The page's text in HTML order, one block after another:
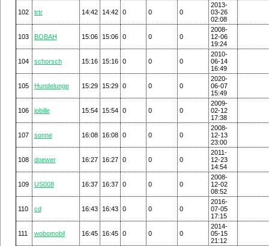
102 trtr 14:42 14:42 0 0 0
2013-
03-26
02:08
103 BOBAH 15:06 15:06 0 0 0
2008-
12-06
19:24
104 schorsch 15:16 15:16 0 0 0
2010-
06-14
16:49
105 Hundelunge 15:29 15:29 0 0 0
2020-
06-07
15:49
106 jobille 15:54 15:54 0 0 0
2009-
02-12
17:38
107 sonne 16:08 16:08 0 0 0
2008-
12-13
23:00
108 doewer 16:27 16:27 0 0 0
2011-
12-23
14:54
109 US008 16:37 16:37 0 0 0
2008-
12-02
08:52
110 cd 16:43 16:43 0 0 0
2016-
07-05
17:15
111 wobomobil 16:45 16:45 0 0 0
2014-
05-15
21:12